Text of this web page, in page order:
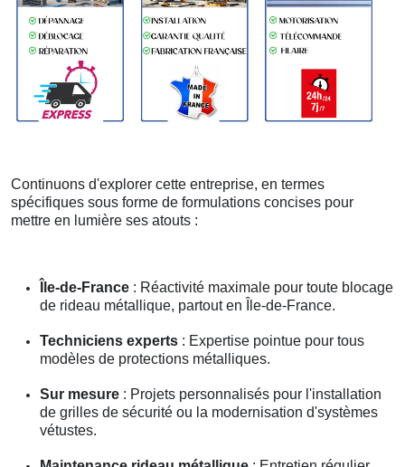
Continuons d'explorer cette entreprise, en termes
spécifiques sous forme de formulations concises pour
mettre en lumière ses atouts :
Île-de-France : Réactivité maximale pour toute blocage
de rideau métallique, partout en Île-de-France.
Techniciens experts : Expertise pointue pour tous
modèles de protections métalliques.
Sur mesure : Projets personnalisés pour l'installation
de grilles de sécurité ou la modernisation d'systèmes
vétustes.